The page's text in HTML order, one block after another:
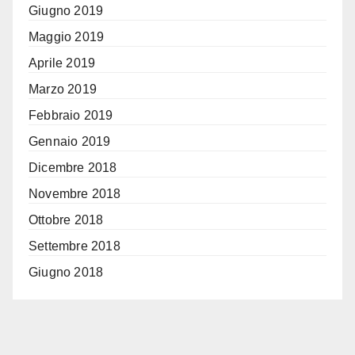
Giugno 2019
Maggio 2019
Aprile 2019
Marzo 2019
Febbraio 2019
Gennaio 2019
Dicembre 2018
Novembre 2018
Ottobre 2018
Settembre 2018
Giugno 2018